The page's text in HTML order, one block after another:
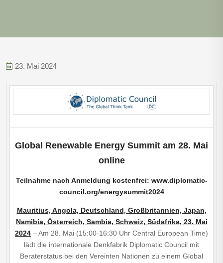
23. Mai 2024
Global Renewable Energy Summit am 28. Mai
online
Teilnahme nach Anmeldung kostenfrei: www.diplomatic-
council.org/energysummit2024
Mauritius, Angola, Deutschland, Großbritannien, Japan,
Namibia, Österreich, Sambia, Schweiz, Südafrika, 23. Mai
2024 – Am 28. Mai (15:00-16:30 Uhr Central European Time)
lädt die internationale Denkfabrik Diplomatic Council mit
Beraterstatus bei den Vereinten Nationen zu einem Global